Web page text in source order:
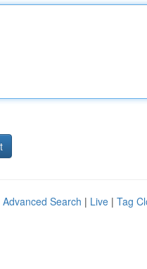
Advanced Search | Live | Tag